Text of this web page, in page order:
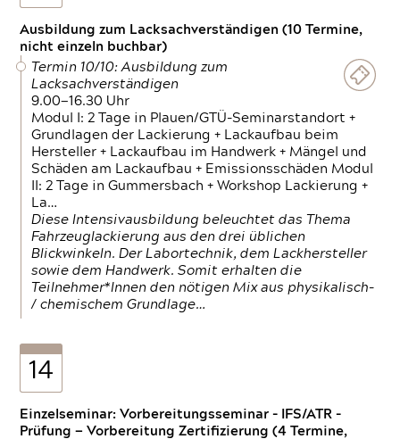
Ausbildung zum Lacksachverständigen (10 Termine,
nicht einzeln buchbar)
Termin 10/10: Ausbildung zum
Lacksachverständigen
9.00—16.30 Uhr
Modul I: 2 Tage in Plauen/GTÜ-Seminarstandort +
Grundlagen der Lackierung + Lackaufbau beim
Hersteller + Lackaufbau im Handwerk + Mängel und
Schäden am Lackaufbau + Emissionsschäden Modul
II: 2 Tage in Gummersbach + Workshop Lackierung +
La…
Diese Intensivausbildung beleuchtet das Thema
Fahrzeuglackierung aus den drei üblichen
Blickwinkeln. Der Labortechnik, dem Lackhersteller
sowie dem Handwerk. Somit erhalten die
Teilnehmer*Innen den nötigen Mix aus physikalisch-
/ chemischem Grundlage…
14
Einzelseminar: Vorbereitungsseminar - IFS/ATR -
Prüfung — Vorbereitung Zertifizierung (4 Termine,